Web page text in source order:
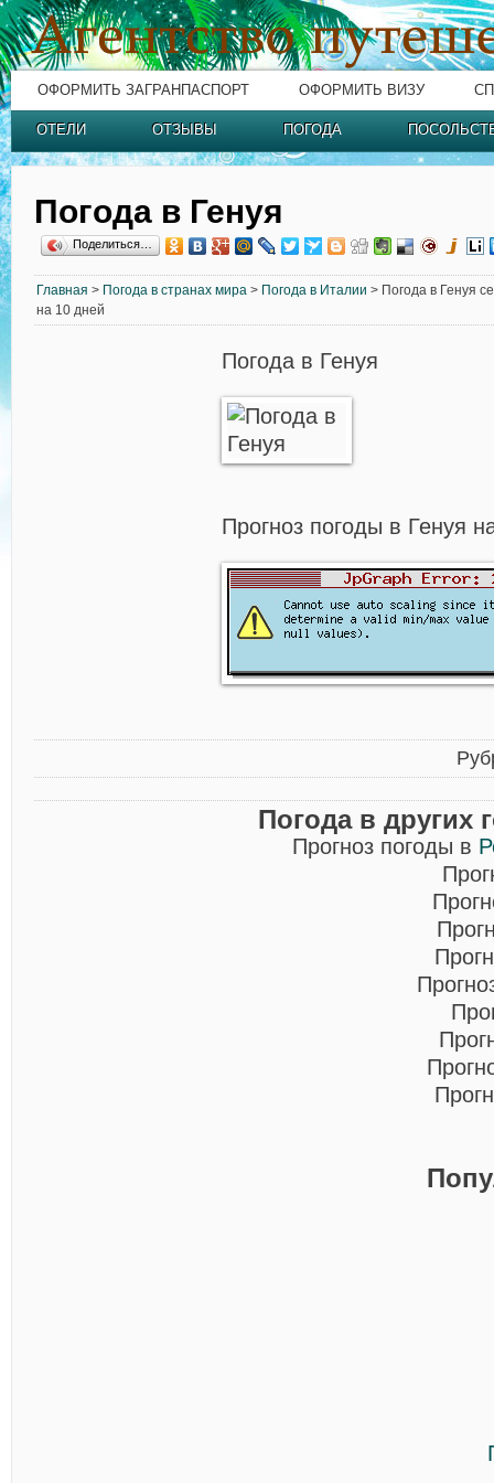
ОФОРМИТЬ ЗАГРАНПАСПОРТ ОФОРМИТЬ ВИЗУ
ОТЕЛИ ОТЗЫВЫ ПОГОДА
Погода в Генуя
Поделиться…
Главная > Погода в странах мира > Погода в Италии > Погода в Генуя
на 10 дней
Погода в Генуя
Прогноз погоды в Генуя
Погода в других
Прогноз погоды в